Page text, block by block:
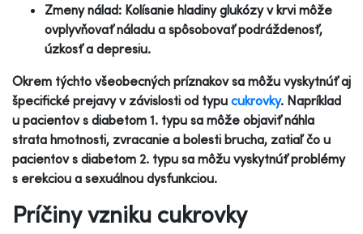
Zmeny nálad: Kolísanie hladiny glukózy v krvi môže
ovplyvňovať náladu a spôsobovať podráždenosť,
úzkosť a depresiu.
Okrem týchto všeobecných príznakov sa môžu vyskytnúť aj
špecifické prejavy v závislosti od typu cukrovky. Napríklad
u pacientov s diabetom 1. typu sa môže objaviť náhla
strata hmotnosti, zvracanie a bolesti brucha, zatiaľ čo u
pacientov s diabetom 2. typu sa môžu vyskytnúť problémy
s erekciou a sexuálnou dysfunkciou.
Príčiny vzniku cukrovky